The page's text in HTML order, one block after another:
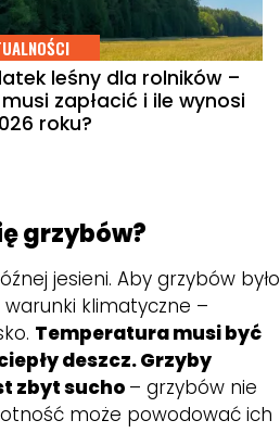
leśny dla rolników –
zapłacić i ile wynosi
roku?
grzybów?
jesieni. Aby grzybów było
klimatyczne –
Temperatura musi być
deszcz. Grzyby
zbyt sucho – grzybów nie
może powodować ich